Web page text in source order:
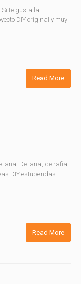
te gusta la
DIY original y muy
Read More
lana. De lana, de rafia,
DIY estupendas
Read More